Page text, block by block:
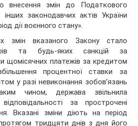
внесення змін до Податкового
законодавчих актів України
дії воєнного стану».
змін вказаного Закону стало
та будь-яких санкцій за
щомісячних платежів за кредитом
процентної ставки за
у разі невиконання зобов’язань
чином, держава звільнила
за прострочені
Вказані зміни діють на період
тридцяти днів з дня його